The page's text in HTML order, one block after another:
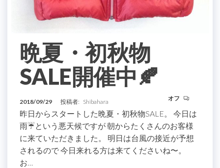
晩夏・初秋物
SALE開催中🍂
2018/09/29 投稿者: Shibahara オフ
昨日からスタートした晩夏・初秋物SALE。 今日は
雨☔️という悪天候ですが 朝からたくさんのお客様
に来ていただきました。 明日は台風の接近が予想
されるので 今日来れる方は来てくださいね〜。
お…